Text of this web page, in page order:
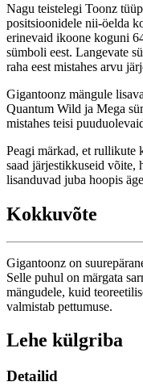
Nagu teistelegi Toonz
positsioonidele nii-öelda
erinevaid ikoone koguni
sümboli eest. Langevate
raha eest mistahes arvu
Gigantoonz mängule
Quantum Wild ja Mega
mistahes teisi
Peagi märkad, et rullikute
saad järjestikkuseid võite,
lisanduvad juba hoopis
Kokkuvõte
Gigantoonz on
Selle puhul on märgata
mängudele, kuid
valmistab pettumuse.
Lehe külgriba
Detailid